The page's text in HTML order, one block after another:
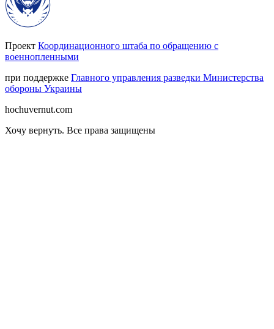
Проект Координационного штаба по обращению с
военнопленными
при поддержке Главного управления разведки Министерства
обороны Украины
hochuvernut.com
Хочу вернуть. Все права защищены